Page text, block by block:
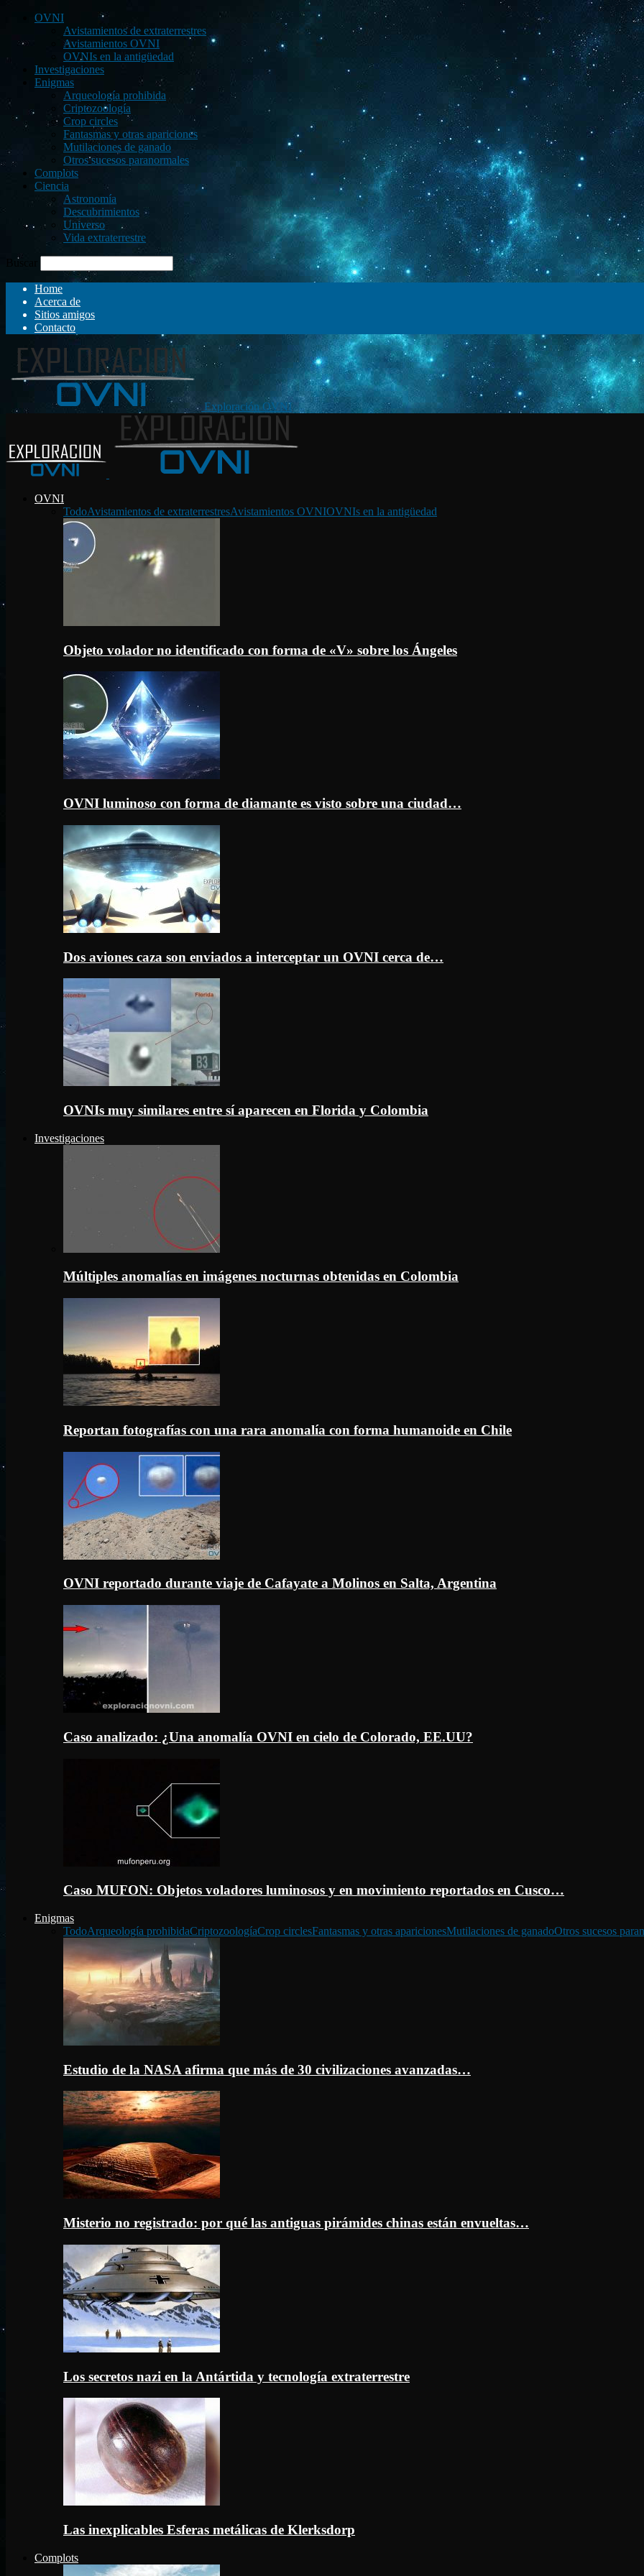
OVNI
Avistamientos de extraterrestres
Avistamientos OVNI
OVNIs en la antigüedad
Investigaciones
Enigmas
Arqueología prohibida
Criptozoología
Crop circles
Fantasmas y otras apariciones
Mutilaciones de ganado
Otros sucesos paranormales
Complots
Ciencia
Astronomía
Descubrimientos
Universo
Vida extraterrestre
Buscar
Home
Acerca de
Sitios amigos
Contacto
Exploración OVNI
OVNI
TodoAvistamientos de extraterrestresAvistamientos OVNIOVNIs en la antigüedad
Objeto volador no identificado con forma de «V» sobre los Ángeles
OVNI luminoso con forma de diamante es visto sobre una ciudad…
Dos aviones caza son enviados a interceptar un OVNI cerca de…
OVNIs muy similares entre sí aparecen en Florida y Colombia
Investigaciones
Múltiples anomalías en imágenes nocturnas obtenidas en Colombia
Reportan fotografías con una rara anomalía con forma humanoide en Chile
OVNI reportado durante viaje de Cafayate a Molinos en Salta, Argentina
Caso analizado: ¿Una anomalía OVNI en cielo de Colorado, EE.UU?
Caso MUFON: Objetos voladores luminosos y en movimiento reportados en Cusco…
Enigmas
TodoArqueología prohibidaCriptozoologíaCrop circlesFantasmas y otras aparicionesMutilaciones de ganadoOtros sucesos
Estudio de la NASA afirma que más de 30 civilizaciones avanzadas…
Misterio no registrado: por qué las antiguas pirámides chinas están envueltas…
Los secretos nazi en la Antártida y tecnología extraterrestre
Las inexplicables Esferas metálicas de Klerksdorp
Complots